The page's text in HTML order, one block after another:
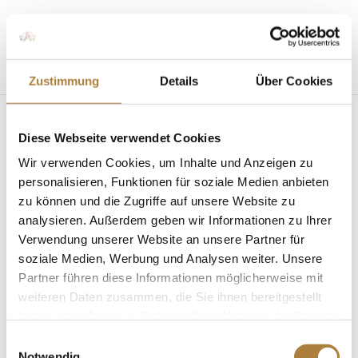
Zustimmung Details Über Cookies
Diese Webseite verwendet Cookies
Wir verwenden Cookies, um Inhalte und Anzeigen zu
personalisieren, Funktionen für soziale Medien anbieten
zu können und die Zugriffe auf unsere Website zu
analysieren. Außerdem geben wir Informationen zu Ihrer
Verwendung unserer Website an unsere Partner für
soziale Medien, Werbung und Analysen weiter. Unsere
Partner führen diese Informationen möglicherweise mit
weiteren Daten zusammen, die Sie ihnen bereitgestellt
Seite wählen
Stifterforum 2026 in Hamburg
vonInsa Strothmann |19. März 2026|News
Die WM in Aachen im Mittelpunkt In diesem Jahr war
die Stiftung Deutscher Pferdesport mit ihrem
Stifterforum in der Hansestadt Hamburg zu Gast.